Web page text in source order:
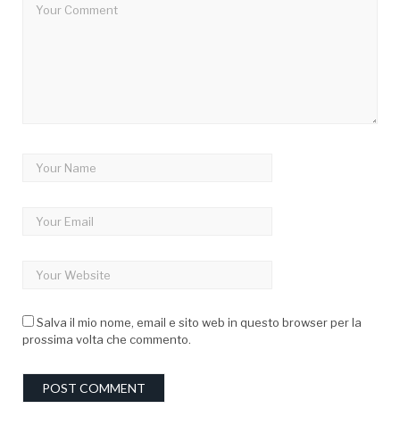
Salva il mio nome, email e sito web in questo browser per la
prossima volta che commento.